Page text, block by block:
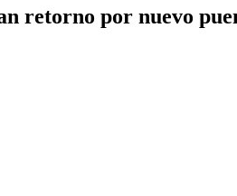
retorno por nuevo